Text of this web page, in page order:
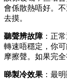
會係散熱唔好。
去摸。
聽聲辨故障：正
轉速唔穩定，你
摩擦聲。如果完
睇製冷效果 ：最